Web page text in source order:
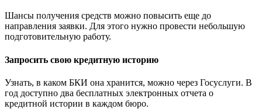
Шансы получения средств можно повысить еще до
направления заявки. Для этого нужно провести небольшую
подготовительную работу.
Запросить свою кредитную историю
Узнать, в каком БКИ она хранится, можно через Госуслуги. В
год доступно два бесплатных электронных отчета о
кредитной истории в каждом бюро.